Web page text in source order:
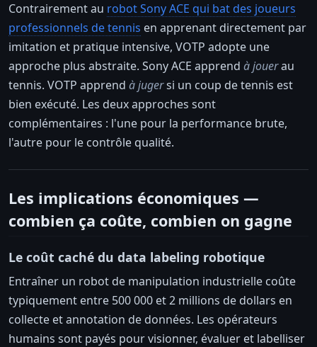
Contrairement au robot Sony ACE qui bat des joueurs
professionnels de tennis en apprenant directement par
imitation et pratique intensive, VOTP adopte une
approche plus abstraite. Sony ACE apprend à jouerau
tennis. VOTP apprend à jugersi un coup de tennis est
bien exécuté. Les deux approches sont
complémentaires : l'une pour la performance brute,
l'autre pour le contrôle qualité.
Les implications économiques —
combien ça coûte, combien on gagne
Le coût caché du data labeling robotique
Entraîner un robot de manipulation industrielle coûte
typiquement entre 500 000 et 2 millions de dollars en
collecte et annotation de données. Les opérateurs
humains sont payés pour visionner, évaluer et labelliser